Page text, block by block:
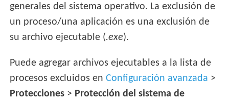
generales del sistema operativo. La exclusión de
un proceso/una aplicación es una exclusión de
su archivo ejecutable (.exe).
Puede agregar archivos ejecutables a la lista de
procesos excluidos enConfiguración avanzada >
Protecciones > Protección del sistema de